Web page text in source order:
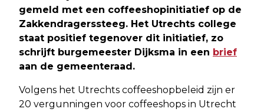
gemeld met een coffeeshopinitiatief op de
Zakkendragerssteeg. Het Utrechts college
staat positief tegenover dit initiatief, zo
schrijft burgemeester Dijksma in een brief
aan de gemeenteraad.
Volgens het Utrechts coffeeshopbeleid zijn er
20 vergunningen voor coffeeshops in Utrecht